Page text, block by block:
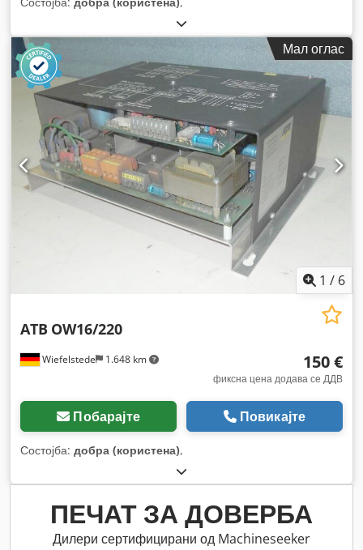
Мал оглас
1 / 6
Wiefelstede 1.648 km
ATB OW16/220
150 €
фиксна цена додава се ДДВ
Побарајте Повикајте
Состојба: добра (користена),
ПЕЧАТ ЗА ДОВЕРБА
Дилери сертифицирани од Machineseeker